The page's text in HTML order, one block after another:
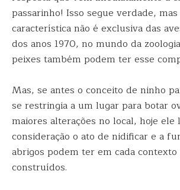
passarinho! Isso segue verdade, mas
característica não é exclusiva das
dos anos 1970, no mundo da
peixes também podem ter esse
Mas, se antes o conceito de ninho
se restringia a um lugar para botar
maiores alterações no local, hoje ele
consideração o ato de nidificar e a
abrigos podem ter em cada contexto
construídos.